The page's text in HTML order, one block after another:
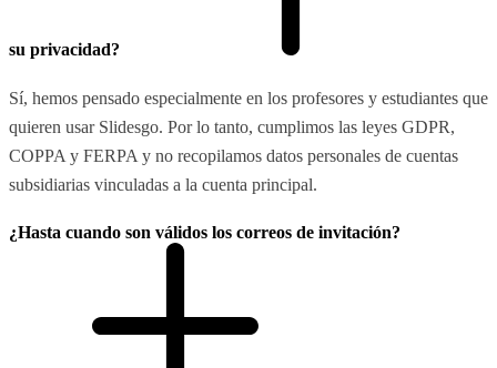
su privacidad?
Sí, hemos pensado especialmente en los profesores y estudiantes que
quieren usar Slidesgo. Por lo tanto, cumplimos las leyes GDPR,
COPPA y FERPA y no recopilamos datos personales de cuentas
subsidiarias vinculadas a la cuenta principal.
¿Hasta cuando son válidos los correos de invitación?